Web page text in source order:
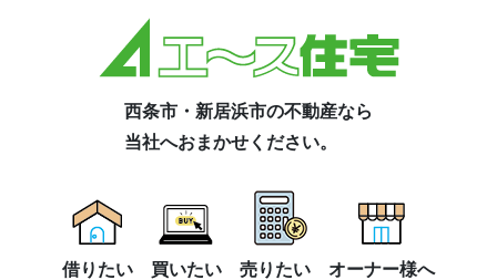
西条市・新居浜市の不動産なら
当社へおまかせください。
借りたい 買いたい 売りたい オーナー様へ